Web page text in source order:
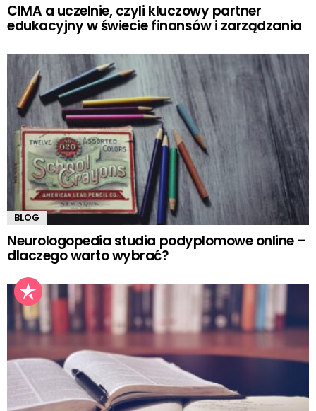
CIMA a uczelnie, czyli kluczowy partner
edukacyjny w świecie finansów i zarządzania
BLOG
Neurologopedia studia podyplomowe online –
dlaczego warto wybrać?